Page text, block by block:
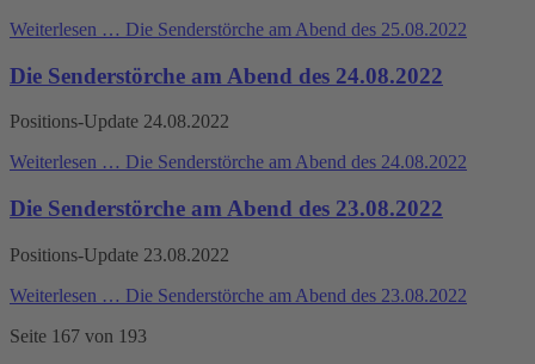
Weiterlesen … Die Senderstörche am Abend des 25.08.2022
Die Senderstörche am Abend des 24.08.2022
Positions-Update 24.08.2022
Weiterlesen … Die Senderstörche am Abend des 24.08.2022
Die Senderstörche am Abend des 23.08.2022
Positions-Update 23.08.2022
Weiterlesen … Die Senderstörche am Abend des 23.08.2022
Seite 167 von 193